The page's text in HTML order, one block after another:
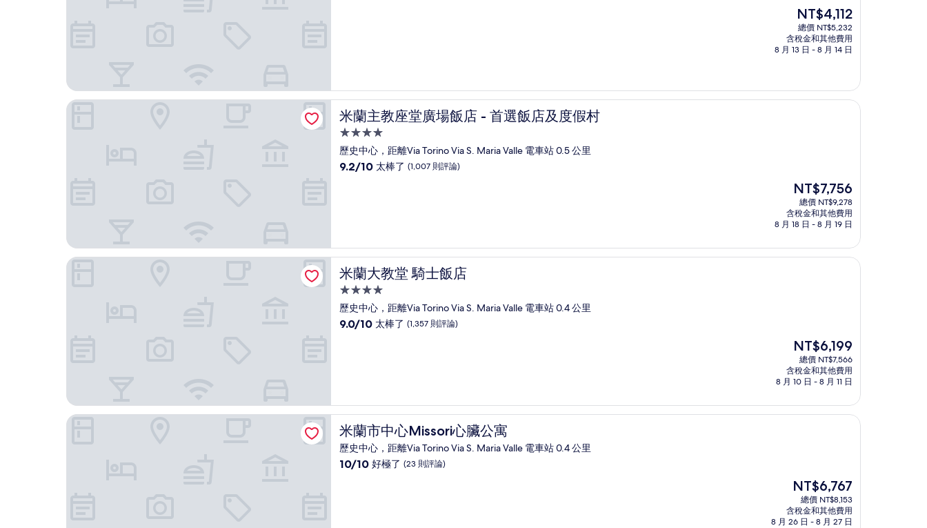
了，
(84
則
評
論)
現
在
價
格
NT$4,112
總價 NT$5,232
含稅金和其他費用
8 月 13 日 - 8 月 14 日
米蘭主教座堂廣場飯店 - 首選飯店及度假村
米蘭主教座堂廣場飯店 - 首選飯店及度假村
4.0
星
級
歷史中心，距離Via Torino Via S. Maria Valle 電車站 0.5 公里
9.2
棒
了，
(1,007
則
評
論)
9.2/10 太棒了 (1,007 則評論)
現
在
價
格
NT$7,756
NT$7,756
總價 NT$9,278
含稅金和其他費用
8 月 18 日 - 8 月 19 日
米蘭主教座堂廣場飯店 - 首選飯店及度假村
米蘭大教堂 騎士飯店
米蘭大教堂 騎士飯店
4.0
星
級
歷史中心，距離Via Torino Via S. Maria Valle 電車站 0.4 公里
9.0
棒
了，
(1,357
則
評
論)
9.0/10 太棒了 (1,357 則評論)
現
在
價
格
NT$6,199
NT$6,199
總價 NT$7,566
含稅金和其他費用
8 月 10 日 - 8 月 11 日
米蘭大教堂 騎士飯店
米蘭市中心Missori心臟公寓
米蘭市中心Missori心臟公寓
歷史中心，距離Via Torino Via S. Maria Valle 電車站 0.4 公里
10.0
10/10 好極了 (23 則評論)
現
在
價
格
NT$6,767
總價 NT$8,153
含稅金和其他費用
8 月 26 日 - 8 月 27 日
米蘭市中心Missori心臟公寓